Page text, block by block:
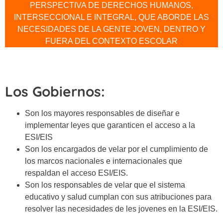
PERSPECTIVA DE DERECHOS HUMANOS,
INTERSECCIONAL E INTEGRAL, QUE ABORDE LAS
NECESIDADES DE LA GENTE JOVEN, DENTRO Y
FUERA DEL CONTEXTO ESCOLAR
Los Gobiernos:
Son los mayores responsables de diseñar e
implementar leyes que garanticen el acceso a la
ESI/EIS
Son los encargados de velar por el cumplimiento de
los marcos nacionales e internacionales que
respaldan el acceso ESI/EIS.
Son los responsables de velar que el sistema
educativo y salud cumplan con sus atribuciones para
resolver las necesidades de les jovenes en la ESI/EIS.